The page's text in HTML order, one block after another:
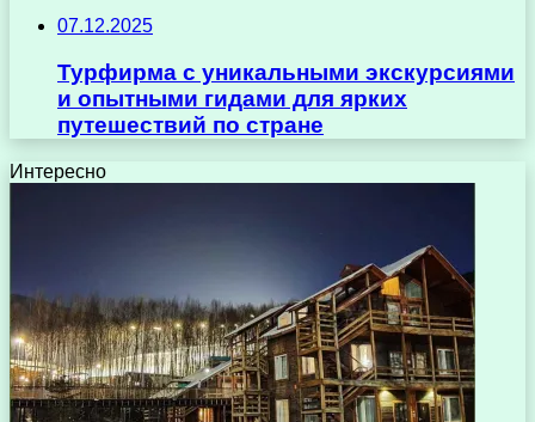
07.12.2025
Турфирма с уникальными экскурсиями
и опытными гидами для ярких
путешествий по стране
Интересно